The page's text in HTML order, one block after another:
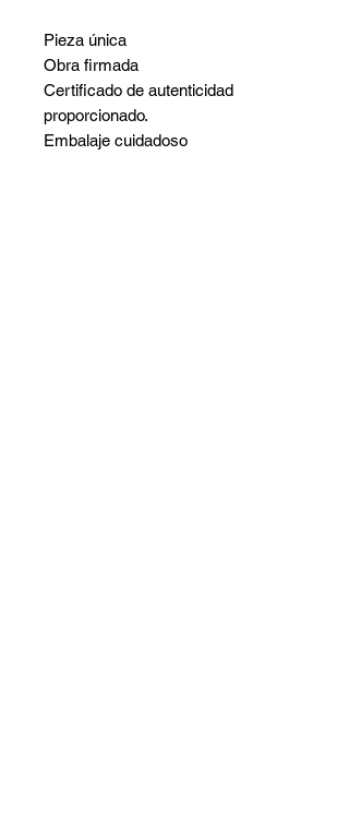
Pieza única
Obra firmada
Certificado de autenticidad
proporcionado.
Embalaje cuidadoso